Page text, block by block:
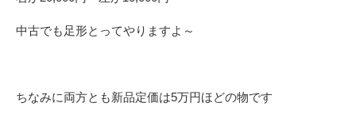
中古でも足形とってやりますよ～
ちなみに両方とも新品定価は5万円ほどの物です